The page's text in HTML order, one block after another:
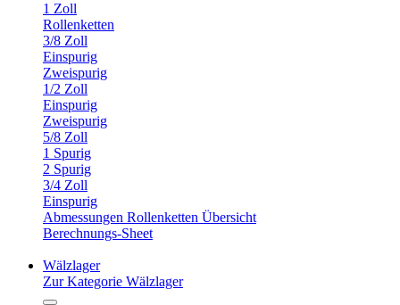
1 Zoll
Rollenketten
3/8 Zoll
Einspurig
Zweispurig
1/2 Zoll
Einspurig
Zweispurig
5/8 Zoll
1 Spurig
2 Spurig
3/4 Zoll
Einspurig
Abmessungen Rollenketten Übersicht
Berechnungs-Sheet
Wälzlager
Zur Kategorie Wälzlager